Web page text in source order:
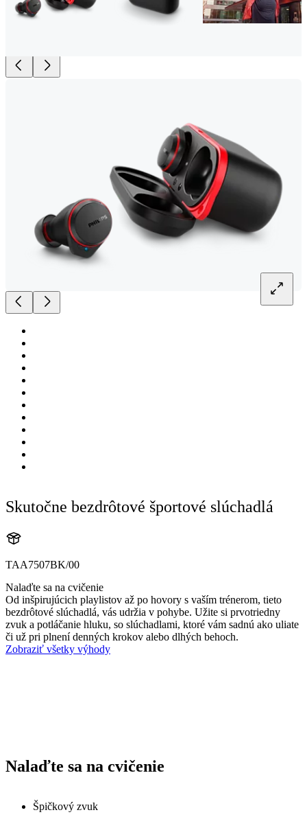
Skutočne bezdrôtové športové slúchadlá
TAA7507BK/00
Nalaďte sa na cvičenie
Od inšpirujúcich playlistov až po hovory s vaším trénerom, tieto
bezdrôtové slúchadlá, vás udržia v pohybe. Užite si prvotriedny
zvuk a potláčanie hluku, so slúchadlami, ktoré vám sadnú ako uliate
či už pri plnení denných krokov alebo dlhých behoch.
Zobraziť všetky výhody
Nalaďte sa na cvičenie
Špičkový zvuk